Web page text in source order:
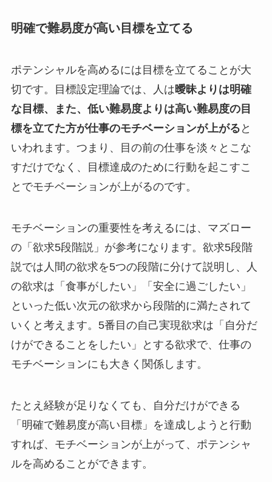
明確で難易度が高い目標を立てる
ポテンシャルを高めるには目標を立てることが大
切です。目標設定理論では、人は曖昧よりは明確
な目標、また、低い難易度よりは高い難易度の目
標を立てた方が仕事のモチベーションが上がる と
いわれます。つまり、目の前の仕事を淡々とこな
すだけでなく、目標達成のために行動を起こすこ
とでモチベーションが上がるのです。
モチベーションの重要性を考えるには、マズロー
の「欲求5段階説」が参考になります。欲求5段階
説では人間の欲求を5つの段階に分けて説明し、人
の欲求は「食事がしたい」「安全に過ごしたい」
といった低い次元の欲求から段階的に満たされて
いくと考えます。5番目の自己実現欲求は「自分だ
けができることをしたい」とする欲求で、仕事の
モチベーションにも大きく関係します。
たとえ経験が足りなくても、自分だけができる
「明確で難易度が高い目標」を達成しようと行動
すれば、モチベーションが上がって、ポテンシャ
ルを高めることができます。